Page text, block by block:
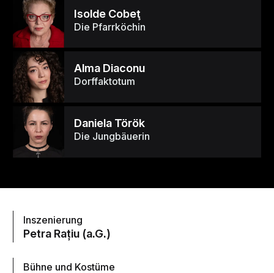
Isolde Cobeţ
Die Pfarrköchin
Alma Diaconu
Dorffaktotum
Daniela Török
Die Jungbäuerin
Inszenierung
Petra Rațiu (a.G.)
Bühne und Kostüme